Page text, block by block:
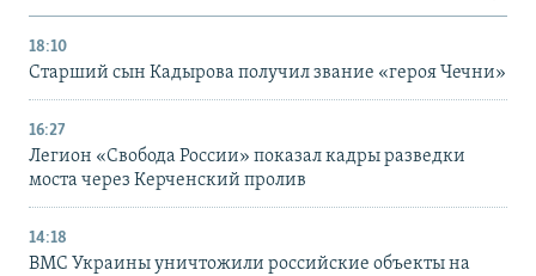
18:10
Старший сын Кадырова получил звание «героя Чечни»
16:27
Легион «Свобода России» показал кадры разведки
моста через Керченский пролив
14:18
ВМС Украины уничтожили российские объекты на